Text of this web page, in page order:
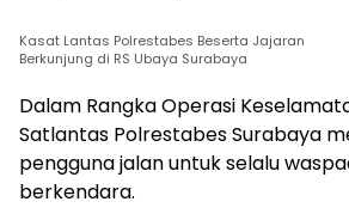
Kasat Lantas Polrestabes Beserta Jajaran
Berkunjung di RS Ubaya Surabaya
Dalam Rangka Operasi
Satlantas Polrestabes Surabaya
pengguna jalan untuk selalu
berkendara.